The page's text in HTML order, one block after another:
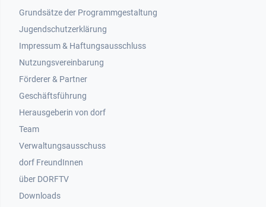
Grundsätze der Programmgestaltung
Jugendschutzerklärung
Impressum & Haftungsausschluss
Nutzungsvereinbarung
Footer 2
Förderer & Partner
Geschäftsführung
Herausgeberin von dorf
Team
Verwaltungsausschuss
dorf FreundInnen
Footer 3
über DORFTV
Downloads